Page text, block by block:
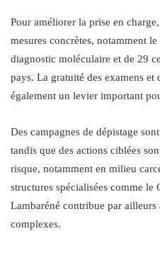
Pour améliorer la prise en
mesures concrètes, notamment
diagnostic moléculaire et de 29
pays. La gratuité des examens et
également un levier important
Des campagnes de dépistage
tandis que des actions ciblées
risque, notamment en milieu
structures spécialisées comme le
Lambaréné contribue par ailleurs
complexes.